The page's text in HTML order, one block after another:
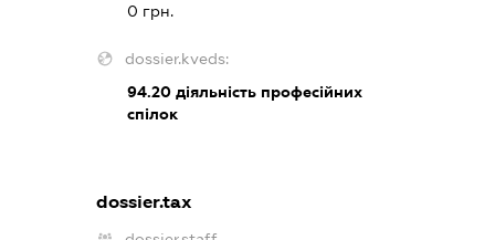
0 грн.
dossier.kveds:
94.20діяльність професійних
спілок
dossier.tax